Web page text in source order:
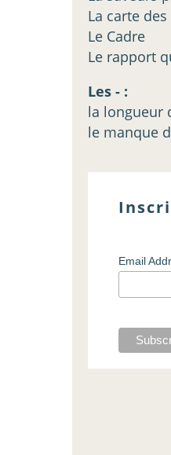
La carte
Le Cadre
Le rapport
Les - :
la longueur
le manque
Email